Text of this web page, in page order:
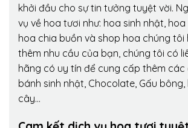
khởi đầu cho sự tin tưởng tuyệt vời.
vụ về hoa tươi như: hoa sinh nhật,
hoa chia buồn và shop hoa chúng tôi
thêm nhu cầu của bạn, chúng tôi có
hãng có uy tín để cung cấp thêm các
bánh sinh nhật, Chocolate, Gấu
cây…